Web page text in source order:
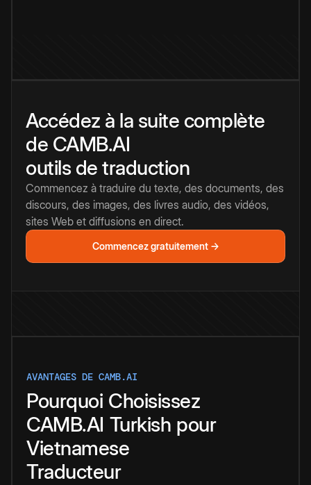
Accédez à la suite complète
de CAMB.AI
outils de traduction
Commencez à traduire du texte, des documents, des
discours, des images, des livres audio, des vidéos,
sites Web et diffusions en direct.
Commencez gratuitement →
AVANTAGES DE CAMB.AI
Pourquoi Choisissez
CAMB.AI Turkish pour
Vietnamese
Traducteur